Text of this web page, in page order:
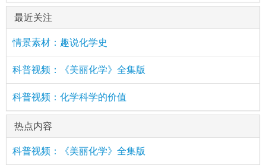
最近关注
情景素材：趣说化学史
科普视频：《美丽化学》全集版
科普视频：化学科学的价值
热点内容
科普视频：《美丽化学》全集版